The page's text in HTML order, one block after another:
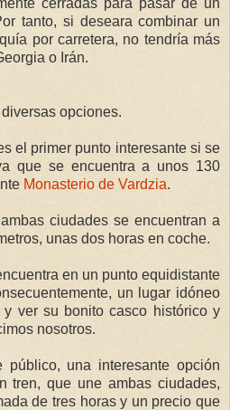
tanto, si deseara combinar un
por carretera, no tendría más
o Irán.
opciones.
el primer punto interesante si se
que se encuentra a unos 130
Monasterio de Vardzia.
ciudades se encuentran a
unas dos horas en coche.
en un punto equidistante
un lugar idóneo
ver su bonito casco histórico y
nosotros.
público, una interesante opción
tren, que une ambas ciudades,
de tres horas y un precio que